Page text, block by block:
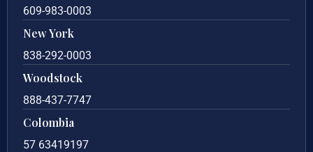
609-983-0003
New York
838-292-0003
Woodstock
888-437-7747
Colombia
57 63419197